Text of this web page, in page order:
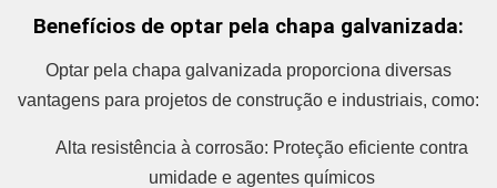
Benefícios de optar pela chapa galvanizada:
Optar pela chapa galvanizada proporciona diversas
vantagens para projetos de construção e industriais, como:
Alta resistência à corrosão: Proteção eficiente contra
umidade e agentes químicos